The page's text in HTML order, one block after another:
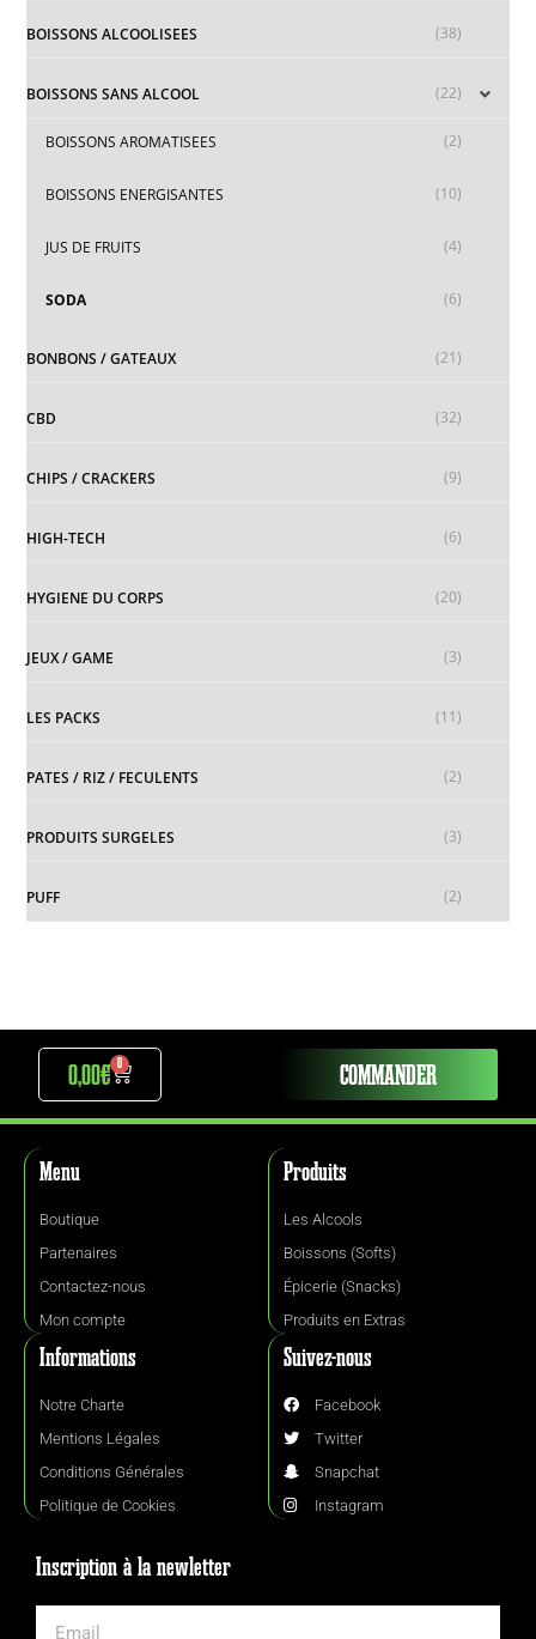
BOISSONS ALCOOLISEES (38)
BOISSONS SANS ALCOOL (22)
BOISSONS AROMATISEES (2)
BOISSONS ENERGISANTES (10)
JUS DE FRUITS (4)
SODA (6)
BONBONS / GATEAUX (21)
CBD (32)
CHIPS / CRACKERS (9)
HIGH-TECH (6)
HYGIENE DU CORPS (20)
JEUX / GAME (3)
LES PACKS (11)
PATES / RIZ / FECULENTS (2)
PRODUITS SURGELES (3)
PUFF (2)
0,00€ 0 COMMANDER
Menu
Boutique
Partenaires
Contactez-nous
Mon compte
Produits
Les Alcools
Boissons (Softs)
Épicerie (Snacks)
Produits en Extras
Informations
Notre Charte
Mentions Légales
Conditions Générales
Politique de Cookies
Suivez-nous
Facebook
Twitter
Snapchat
Instagram
Inscription à la newletter